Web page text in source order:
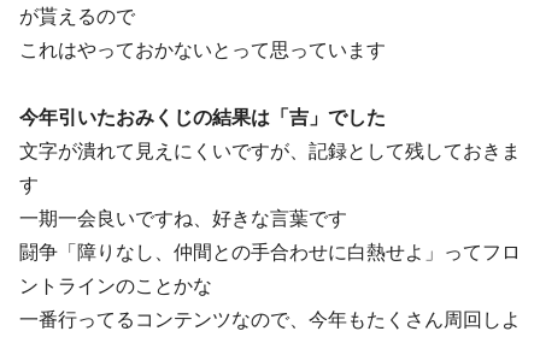
が貰えるので
これはやっておかないとって思っています
今年引いたおみくじの結果は「吉」でした
文字が潰れて見えにくいですが、記録として残しておきま
す
一期一会良いですね、好きな言葉です
闘争「障りなし、仲間との手合わせに白熱せよ」ってフロ
ントラインのことかな
一番行ってるコンテンツなので、今年もたくさん周回しよ